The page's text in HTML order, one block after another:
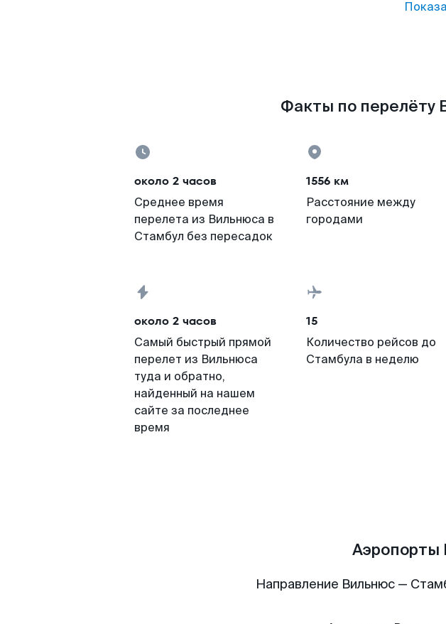
Факты по перелёту
около 2 часов
Среднее время
перелета из Вильнюса в
Стамбул без пересадок
1556 км
Расстояние между
городами
около 2 часов
Самый быстрый прямой
перелет из Вильнюса
туда и обратно,
найденный на нашем
сайте за последнее
время
15
Количество рейсов до
Стамбула в неделю
Аэропорты
Направление Вильнюс —